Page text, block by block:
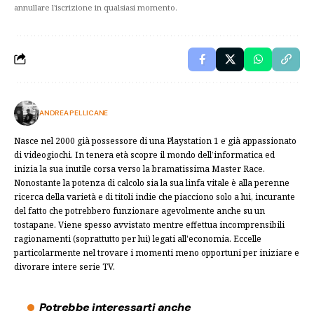
annullare l'iscrizione in qualsiasi momento.
ANDREA PELLICANE
Nasce nel 2000 già possessore di una Playstation 1 e già appassionato
di videogiochi. In tenera età scopre il mondo dell’informatica ed
inizia la sua inutile corsa verso la bramatissima Master Race.
Nonostante la potenza di calcolo sia la sua linfa vitale è alla perenne
ricerca della varietà e di titoli indie che piacciono solo a lui, incurante
del fatto che potrebbero funzionare agevolmente anche su un
tostapane. Viene spesso avvistato mentre effettua incomprensibili
ragionamenti (soprattutto per lui) legati all'economia. Eccelle
particolarmente nel trovare i momenti meno opportuni per iniziare e
divorare intere serie TV.
Potrebbe interessarti anche